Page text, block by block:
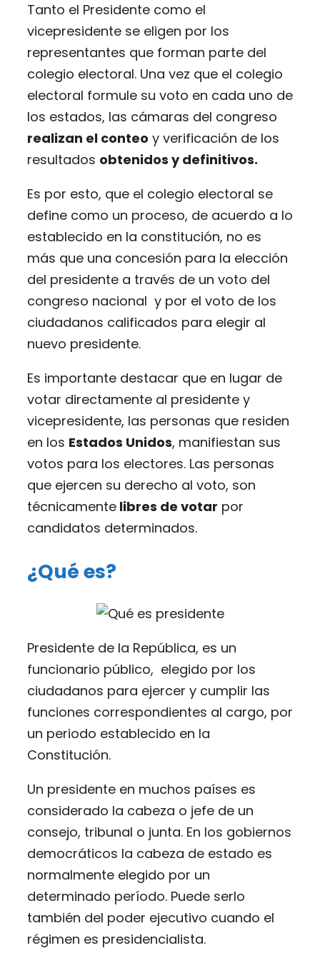
Tanto el Presidente como el
vicepresidente se eligen por los
representantes que forman parte del
colegio electoral. Una vez que el colegio
electoral formule su voto en cada uno de
los estados, las cámaras del congreso
realizan el conteo y verificación de los
resultados obtenidos y definitivos.
Es por esto, que el colegio electoral se
define como un proceso, de acuerdo a lo
establecido en la constitución, no es
más que una concesión para la elección
del presidente a través de un voto del
congreso nacional y por el voto de los
ciudadanos calificados para elegir al
nuevo presidente.
Es importante destacar que en lugar de
votar directamente al presidente y
vicepresidente, las personas que residen
en los Estados Unidos, manifiestan sus
votos para los electores. Las personas
que ejercen su derecho al voto, son
técnicamente libres de votar por
candidatos determinados.
¿Qué es?
Presidente de la República, es un
funcionario público, elegido por los
ciudadanos para ejercer y cumplir las
funciones correspondientes al cargo, por
un periodo establecido en la
Constitución.
Un presidente en muchos países es
considerado la cabeza o jefe de un
consejo, tribunal o junta. En los gobiernos
democráticos la cabeza de estado es
normalmente elegido por un
determinado período. Puede serlo
también del poder ejecutivo cuando el
régimen es presidencialista.